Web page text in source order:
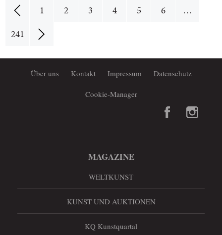
1 2 3 4 5 6
…
241
Über uns Kontakt Impressum Datenschutz
Cookie-Manager
MAGAZINE
WELTKUNST
KUNST UND AUKTIONEN
KQ Kunstquartal